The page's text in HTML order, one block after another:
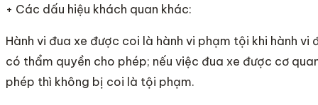
+ Các dấu hiệu khách quan khác:
Hành vi đua xe được coi là hành vi phạm tội khi hành vi
có thẩm quyền cho phép; nếu việc đua xe được cơ
phép thì không bị coi là tội phạm.